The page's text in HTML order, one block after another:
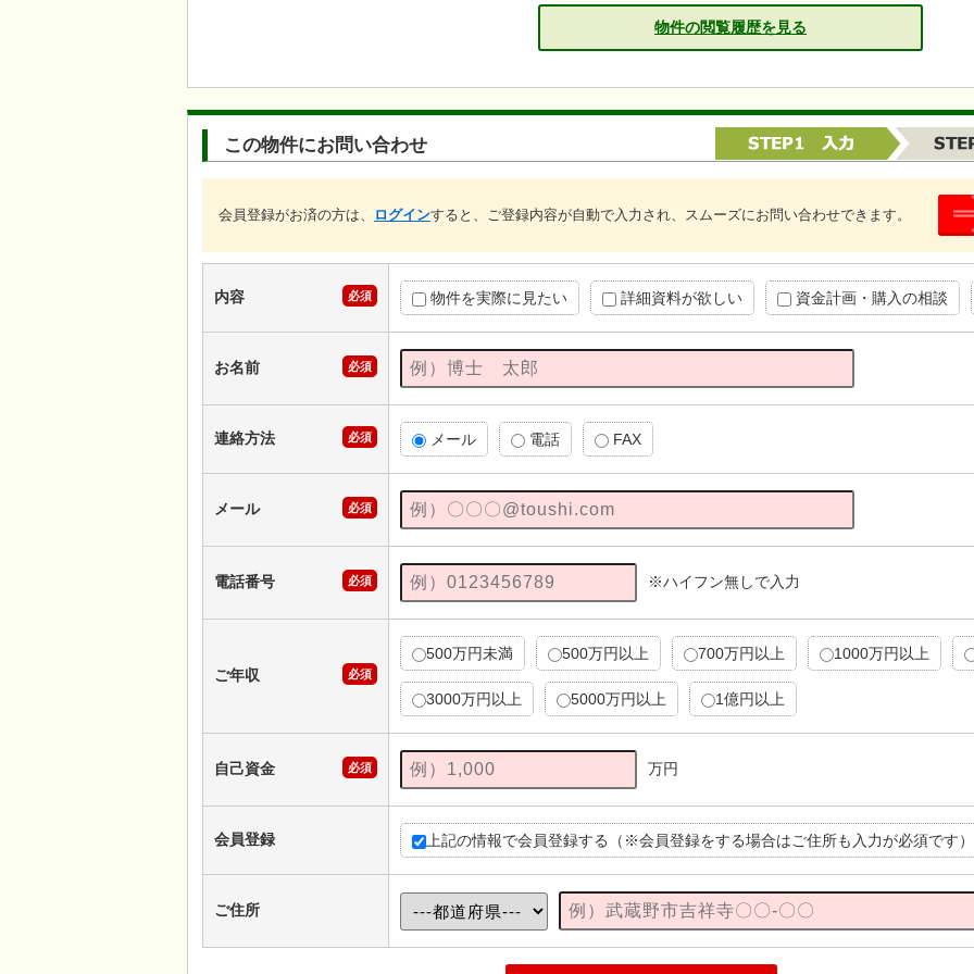
物件の閲覧履歴を見る
この物件にお問い合わせ
会員登録がお済の方は、 ログインすると、ご登録内容が自動で入力され、スムーズにお問い合わせできます。
内容 必須 物件を実際に見たい 詳細資料が欲しい 資金計画・購入の相談
お名前 必須
連絡方法 必須 メール 電話 FAX
メール 必須
電話番号 必須 ※ハイフン無しで入力
ご年収 必須
500万円未満 500万円以上 700万円以上 1000万円以上
3000万円以上 5000万円以上 1億円以上
自己資金 必須 万円
会員登録 上記の情報で会員登録する（※会員登録をする場合はご住所も入力が必須です）
ご住所